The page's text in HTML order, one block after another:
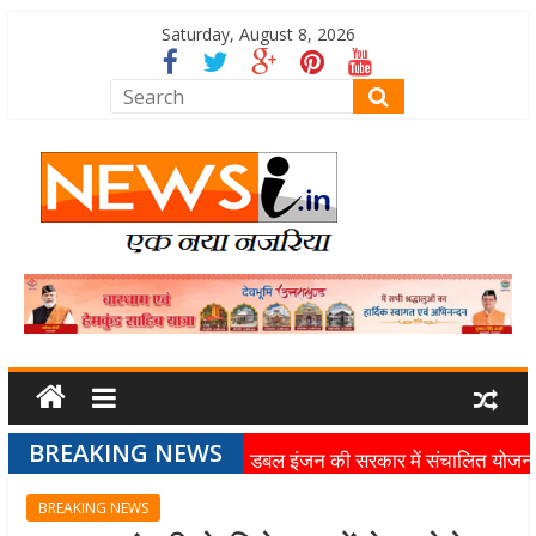
Saturday, August 8, 2026
BREAKING NEWS
डबल इंजन की सरकार में संचालित
रहा है: मुख्यमंत्री
BREAKING NEWS